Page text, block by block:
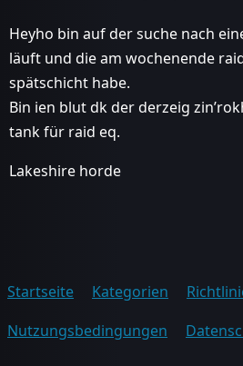
Heyho bin auf der suche nach
läuft und die am wochenende
spätschicht habe.
Bin ien blut dk der derzeig
tank für raid eq.
Lakeshire horde
Startseite Kategorien
Nutzungsbedingungen